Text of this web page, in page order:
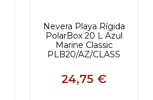
Nevera Playa Rígida
PolarBox 20 L Azul
Marine Classic
PLB20/AZ/CLASS
24,75 €